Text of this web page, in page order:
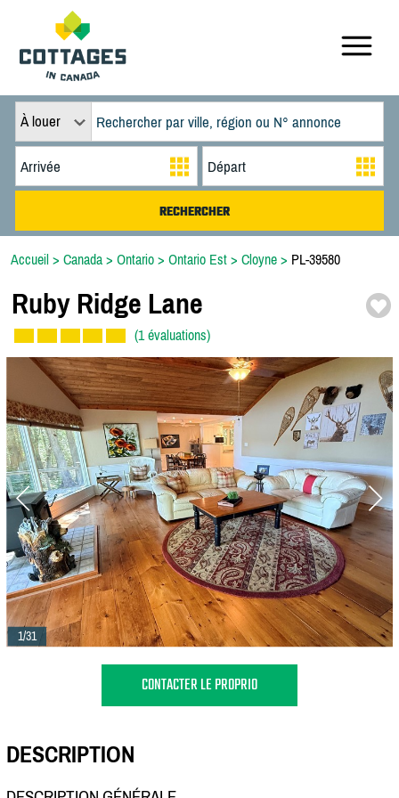
À louer
Accueil > Canada > Ontario > Ontario Est > Cloyne > PL-39580
Ruby Ridge Lane
(1 évaluations)
1/31
CONTACTER LE PROPRIO
DESCRIPTION